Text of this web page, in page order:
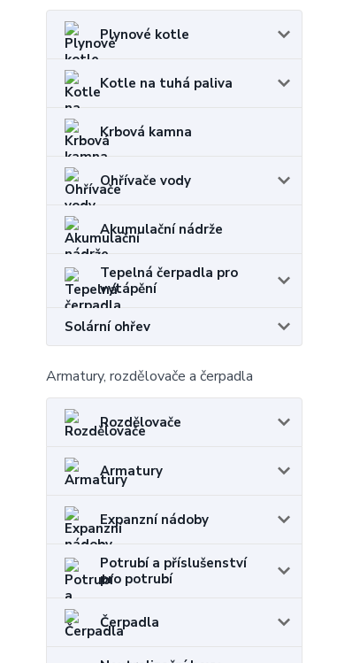
Plynové kotle
Kotle na tuhá paliva
Krbová kamna
Ohřívače vody
Akumulační nádrže
Tepelná čerpadla pro
vytápění
Solární ohřev
Armatury, rozdělovače a čerpadla
Rozdělovače
Armatury
Expanzní nádoby
Potrubí a příslušenství
pro potrubí
Čerpadla